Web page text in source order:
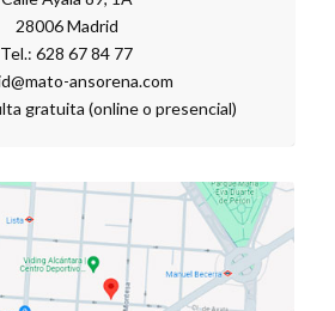
28006 Madrid
Tel.: 628 67 84 77
ansorena.com
gratuita (online o presencial)